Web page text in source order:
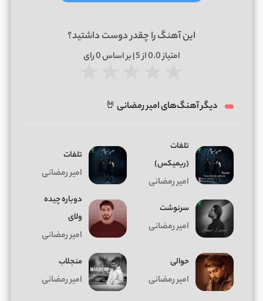
این آهنگ را چقدر دوست داشتید؟
امتیاز0.0از 5 | بر اساس 0رای
دیگر آهنگ‌های امیر رمضانی 🤘
تلفات
(ریمیکس)
امیر رمضانی
تلفات
امیر رمضانی
سرنوشت
امیر رمضانی
دوباره چیده
ولای
امیر رمضانی
حوالی
امیر رمضانی
منجلاب
امیر رمضانی